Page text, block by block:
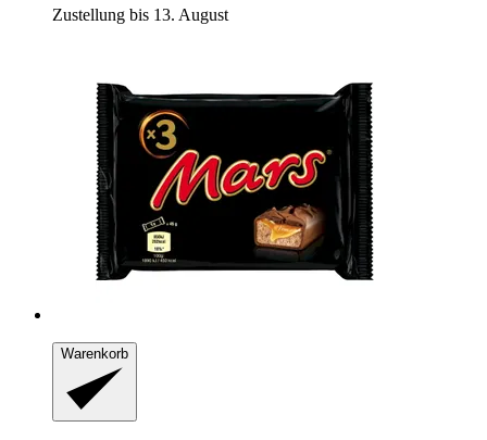
Zustellung bis 13. August
Warenkorb